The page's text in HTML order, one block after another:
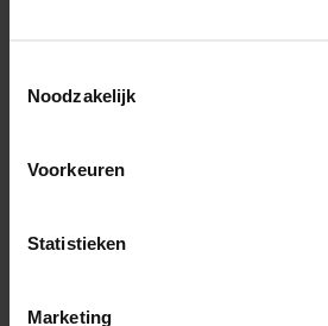
Noodzakelijk
Voorkeuren
Statistieken
Marketing